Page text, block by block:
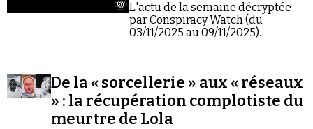
L'actu de la semaine décryptée
par Conspiracy Watch (du
03/11/2025 au 09/11/2025).
De la « sorcellerie » aux « réseaux
» : la récupération complotiste du
meurtre de Lola